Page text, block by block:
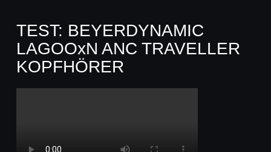
TEST: BEYERDYNAMIC
LAGOOxN ANC TRAVELLER
KOPFHÖRER